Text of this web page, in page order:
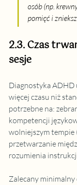
osób (np.
pomięć i
2.3. Czas
sesje
Diagnostyka ADHD
więcej czasu niż
potrzebne na:
kompetencji
wolniejszym tempie
przetwarzanie
rozumienia
Zalecany minimalny